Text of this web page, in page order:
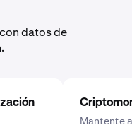
datos de
Mantente